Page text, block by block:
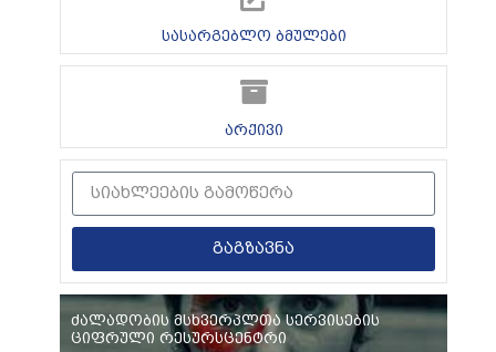
სასარგებლო ბმულები
არქივი
გაგზავნა
ძალადობის მსხვერპლთა სერვისების
ციფრული რესურსცენტრი